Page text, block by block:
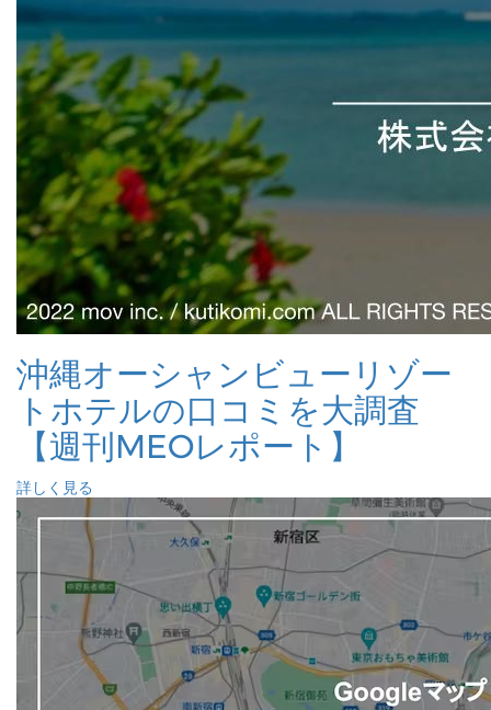
沖縄オーシャンビューリゾー
トホテルの口コミを大調査
【週刊MEOレポート】
詳しく見る